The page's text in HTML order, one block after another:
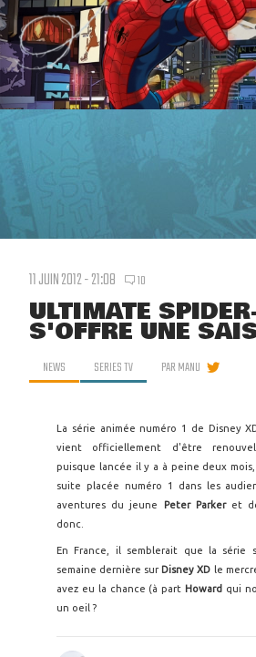
11 JUIN 2012 - 21:08 10
ULTIMATE
S'OFFRE UNE
NEWS SERIES TV PARMANU
La série animée numéro 1 de Disney
vient officiellement d'être
puisque lancée il y a à peine deux
suite placée numéro 1 dans les
aventures du jeune
Peter Parkeret
donc.
En France, il semblerait que la série
semaine dernière sur Disney XD le
avez eu la chance (à part Howard qui
un oeil ?